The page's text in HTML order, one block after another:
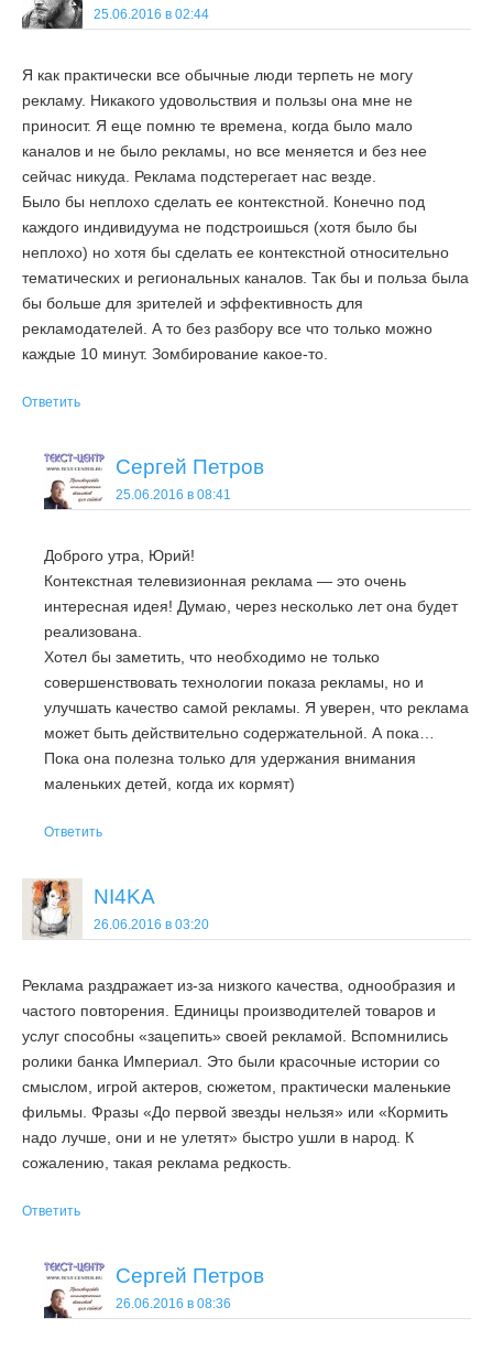
25.06.2016 в 02:44
Я как практически все обычные люди терпеть не могу
рекламу. Никакого удовольствия и пользы она мне не
приносит. Я еще помню те времена, когда было мало
каналов и не было рекламы, но все меняется и без нее
сейчас никуда. Реклама подстерегает нас везде.
Было бы неплохо сделать ее контекстной. Конечно под
каждого индивидуума не подстроишься (хотя было бы
неплохо) но хотя бы сделать ее контекстной относительно
тематических и региональных каналов. Так бы и польза была
бы больше для зрителей и эффективность для
рекламодателей. А то без разбору все что только можно
каждые 10 минут. Зомбирование какое-то.
Ответить
Сергей Петров
25.06.2016 в 08:41
Доброго утра, Юрий!
Контекстная телевизионная реклама — это очень
интересная идея! Думаю, через несколько лет она будет
реализована.
Хотел бы заметить, что необходимо не только
совершенствовать технологии показа рекламы, но и
улучшать качество самой рекламы. Я уверен, что реклама
может быть действительно содержательной. А пока…
Пока она полезна только для удержания внимания
маленьких детей, когда их кормят)
Ответить
NI4KA
26.06.2016 в 03:20
Реклама раздражает из-за низкого качества, однообразия и
частого повторения. Единицы производителей товаров и
услуг способны «зацепить» своей рекламой. Вспомнились
ролики банка Империал. Это были красочные истории со
смыслом, игрой актеров, сюжетом, практически маленькие
фильмы. Фразы «До первой звезды нельзя» или «Кормить
надо лучше, они и не улетят» быстро ушли в народ. К
сожалению, такая реклама редкость.
Ответить
Сергей Петров
26.06.2016 в 08:36